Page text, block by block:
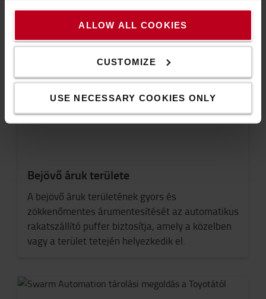
ALLOW ALL COOKIES
CUSTOMIZE
USE NECESSARY COOKIES ONLY
működési igényekhez igazítható. A rendszer akár
magasabb szintekre is építhető, így alatta szabad
munkaterületet biztosítva, maximálisan kihasználva
a rendelkezésre álló helyet.
Bejövő áruk területe
A bejövő áruk területének gyors és
zökkenőmentes árumentesítését az automatikus
rakatszállító puffer biztosítja, amely a közelben
vagy a terület tetején helyezkedik el.